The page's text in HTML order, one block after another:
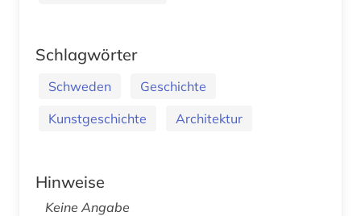
Schlagwörter
Schweden
Geschichte
Kunstgeschichte
Architektur
Hinweise
Keine Angabe